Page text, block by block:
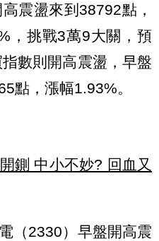
震盪來到38792點，
，挑戰3萬9大關，預
數則開高震盪，早盤
點，漲幅1.93%。
鍘 中小不妙? 回血又
（2330）早盤開高震